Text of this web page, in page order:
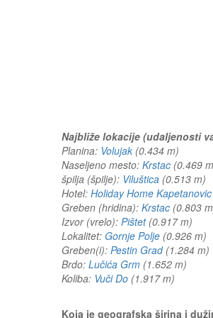
Najbliže lokacije (udaljenosti
Planina: Volujak (0.434 m)
Naseljeno mesto: Krstac (0.469
špilja (špilje): Viluštica (0.513 m)
Hotel: Holiday Home
Greben (hridina): Krstac (0.803
Izvor (vrelo): Pištet(0.917 m)
Lokalitet: Gornje Polje (0.926 m)
Greben(i): Pestin Grad(1.284 m)
Brdo: Lučića Grm (1.652 m)
Koliba: Vuči Do (1.917 m)
Koja je geografska širina i